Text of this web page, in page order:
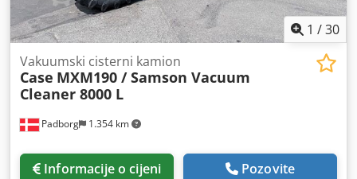
1 /30
Padborg 1.354 km
Vakuumski cisterni kamion
Case MXM190 / Samson Vacuum
Cleaner 8000 L
Informacije o cijeni Pozovite